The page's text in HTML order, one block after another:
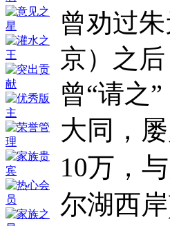
曾劝过
京）之
曾“请之
大同，
10万，
尔湖西